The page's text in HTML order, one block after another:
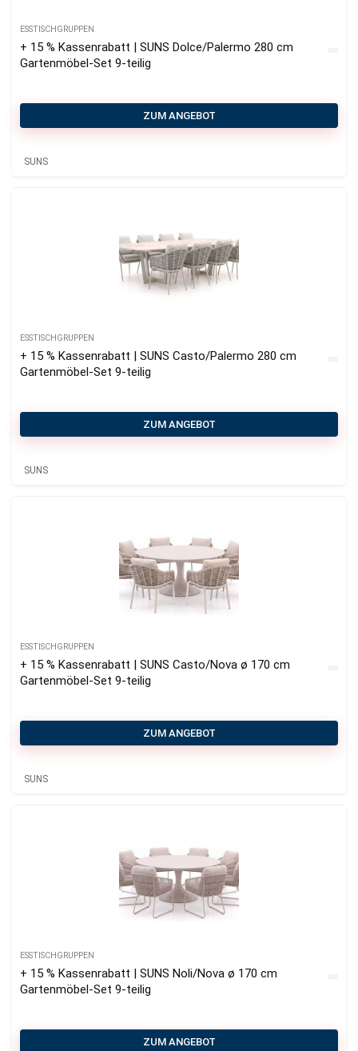
ESSTISCHGRUPPEN
+ 15 % Kassenrabatt | SUNS Dolce/Palermo 280 cm
Gartenmöbel-Set 9-teilig
ZUM ANGEBOT
SUNS
ESSTISCHGRUPPEN
+ 15 % Kassenrabatt | SUNS Casto/Palermo 280 cm
Gartenmöbel-Set 9-teilig
ZUM ANGEBOT
SUNS
ESSTISCHGRUPPEN
+ 15 % Kassenrabatt | SUNS Casto/Nova ø 170 cm
Gartenmöbel-Set 9-teilig
ZUM ANGEBOT
SUNS
ESSTISCHGRUPPEN
+ 15 % Kassenrabatt | SUNS Noli/Nova ø 170 cm
Gartenmöbel-Set 9-teilig
ZUM ANGEBOT